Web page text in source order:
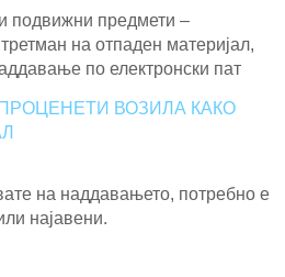
подвижни предмети –
на отпаден материјал,
по електронски пат
ВОЗИЛА КАКО
на наддавањето, потребно е
најавени.